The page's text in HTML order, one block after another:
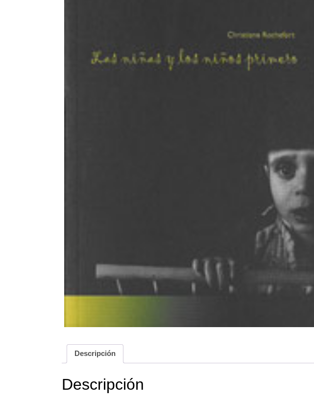
Descripción
Descripción